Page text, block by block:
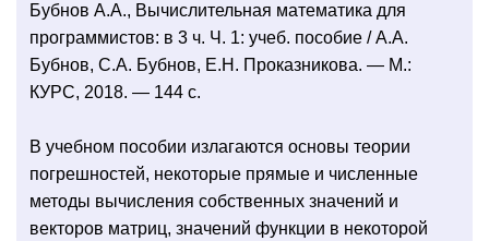
Бубнов А.А., Вычислительная математика для
программистов: в 3 ч. Ч. 1: учеб. пособие / А.А.
Бубнов, С.А. Бубнов, Е.Н. Проказникова. — М.:
КУРС, 2018. — 144 с.
В учебном пособии излагаются основы теории
погрешностей, некоторые прямые и численные
методы вычисления собственных значений и
векторов матриц, значений функции в некоторой